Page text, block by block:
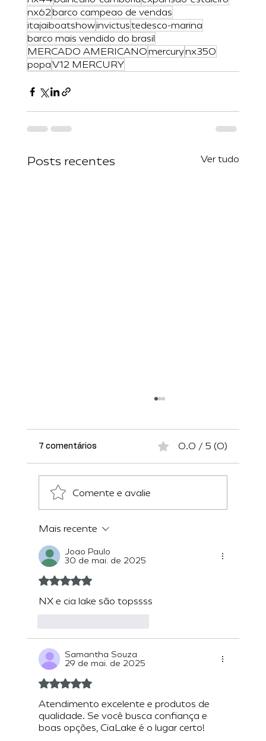
nx62barco campeao de vendas
itajaiboatshowinvictustedesco-marina
barco mais vendido do brasil
MERCADO AMERICANOmercurynx350
popaV12 MERCURY
Posts recentes Ver tudo
7 comentários 0.0 / 5 (0)
Comente e avalie
Mais recente
Joao Paulo
30 de mai. de 2025
Avaliado com 5 de 5 estrelas.
NX e cia lake são topssss
Samantha Souza
29 de mai. de 2025
Avaliado com 5 de 5 estrelas.
Atendimento excelente e produtos de
qualidade. Se você busca confiança e
boas opções, CiaLake é o lugar certo!